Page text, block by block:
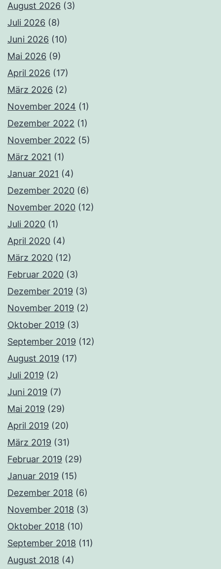
August 2026 (3)
Juli 2026 (8)
Juni 2026 (10)
Mai 2026 (9)
April 2026 (17)
März 2026 (2)
November 2024 (1)
Dezember 2022 (1)
November 2022 (5)
März 2021 (1)
Januar 2021 (4)
Dezember 2020 (6)
November 2020 (12)
Juli 2020 (1)
April 2020 (4)
März 2020 (12)
Februar 2020 (3)
Dezember 2019 (3)
November 2019 (2)
Oktober 2019 (3)
September 2019 (12)
August 2019 (17)
Juli 2019 (2)
Juni 2019 (7)
Mai 2019 (29)
April 2019 (20)
März 2019 (31)
Februar 2019 (29)
Januar 2019 (15)
Dezember 2018 (6)
November 2018 (3)
Oktober 2018 (10)
September 2018 (11)
August 2018 (4)